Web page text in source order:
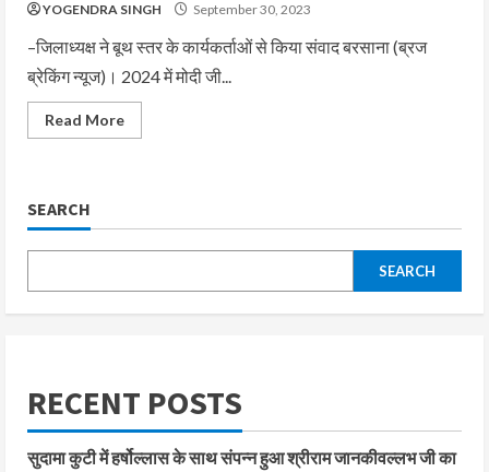
YOGENDRA SINGH September 30, 2023
–जिलाध्यक्ष ने बूथ स्तर के कार्यकर्ताओं से किया संवाद बरसाना (ब्रज
ब्रेकिंग न्यूज)। 2024 में मोदी जी...
Read More
SEARCH
SEARCH
RECENT POSTS
सुदामा कुटी में हर्षोल्लास के साथ संपन्न हुआ श्रीराम जानकीवल्लभ जी का